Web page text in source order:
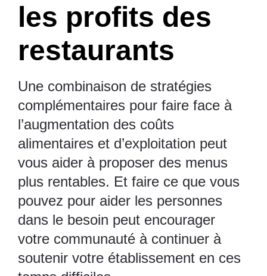
les profits des
restaurants
Une combinaison de stratégies
complémentaires pour faire face à
l’augmentation des coûts
alimentaires et d’exploitation peut
vous aider à proposer des menus
plus rentables. Et faire ce que vous
pouvez pour aider les personnes
dans le besoin peut encourager
votre communauté à continuer à
soutenir votre établissement en ces